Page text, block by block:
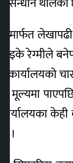
नाइके
कम मूल्यमा
कार्यालयका
।